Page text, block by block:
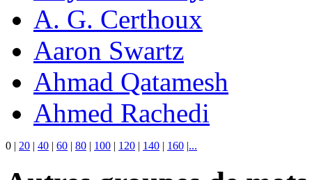
A. G. Certhoux
Aaron Swartz
Ahmad Qatamesh
Ahmed Rachedi
0 | 20 | 40 | 60 | 80 | 100 | 120 | 140 | 160 |...